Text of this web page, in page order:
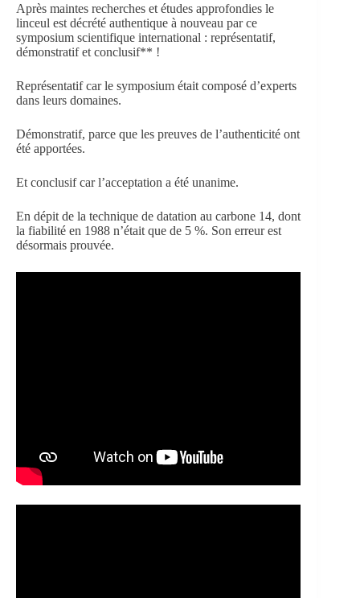
Après maintes recherches et études approfondies le
linceul est décrété authentique à nouveau par ce
symposium scientifique international : représentatif,
démonstratif et conclusif** !
Représentatif car le symposium était composé d’experts
dans leurs domaines.
Démonstratif, parce que les preuves de l’authenticité ont
été apportées.
Et conclusif car l’acceptation a été unanime.
En dépit de la technique de datation au carbone 14, dont
la fiabilité en 1988 n’était que de 5 %. Son erreur est
désormais prouvée.